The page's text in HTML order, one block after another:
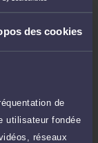
des cookies
de
utilisateur fondée
réseaux
80 €
rappel